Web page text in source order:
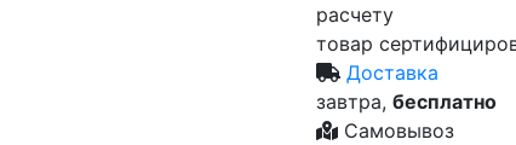
расчету
товар
Доставка
завтра, бесплатно
Самовывоз